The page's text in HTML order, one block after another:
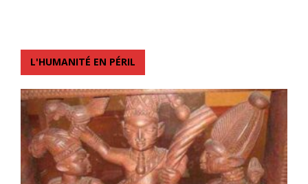
L'HUMANITÉ EN PÉRIL